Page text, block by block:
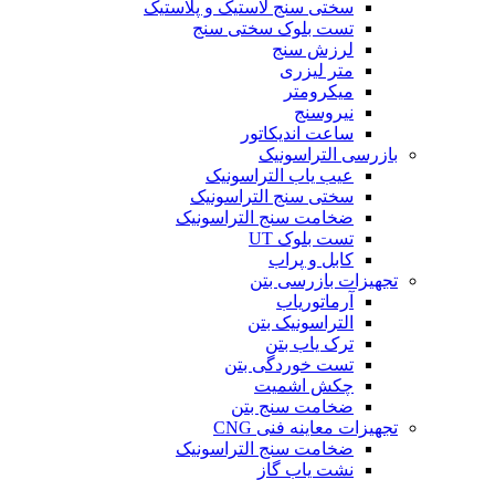
سختی سنج لاستیک و پلاستیک
تست بلوک سختی سنج
لرزش سنج
متر لیزری
میکرومتر
نیروسنج
ساعت اندیکاتور
بازرسی التراسونیک
عیب یاب التراسونیک
سختی سنج التراسونیک
ضخامت سنج التراسونیک
تست بلوک UT
کابل و پراب
تجهیزات بازرسی بتن
آرماتوریاب
التراسونیک بتن
ترک یاب بتن
تست خوردگی بتن
چکش اشمیت
ضخامت سنج بتن
تجهیزات معاینه فنی CNG
ضخامت سنج التراسونیک
نشت یاب گاز